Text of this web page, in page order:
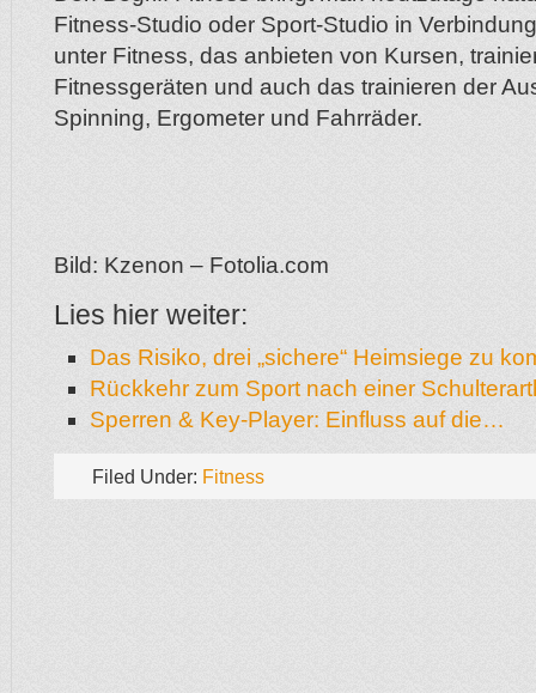
Fitness-Studio oder Sport-Studio in
unter Fitness, das anbieten von Kursen,
Fitnessgeräten und auch das trainieren der
Spinning, Ergometer und Fahrräder.
Bild: Kzenon – Fotolia.com
Lies hier weiter:
Das Risiko, drei „sichere“ Heimsiege zu
Rückkehr zum Sport nach einer
Sperren & Key-Player: Einfluss auf die…
Filed Under: Fitness